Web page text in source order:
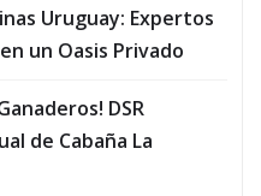
Uruguay: Expertos
un Oasis Privado
DSR
de Cabaña La